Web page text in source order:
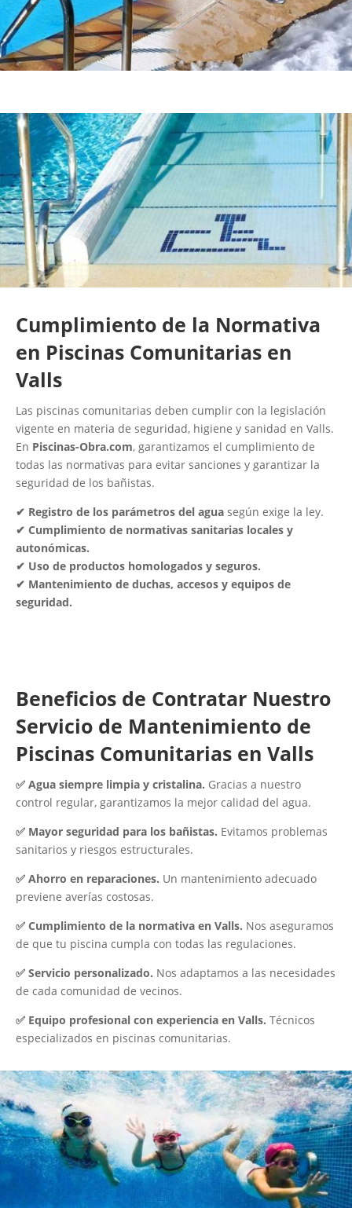
Cumplimiento de la Normativa
en Piscinas Comunitarias en
Valls
Las piscinas comunitarias deben cumplir con la legislación
vigente en materia de seguridad, higiene y sanidad en Valls.
En Piscinas-Obra.com, garantizamos el cumplimiento de
todas las normativas para evitar sanciones y garantizar la
seguridad de los bañistas.
✔ Registro de los parámetros del agua según exige la ley.
✔ Cumplimiento de normativas sanitarias locales y
autonómicas.
✔ Uso de productos homologados y seguros.
✔ Mantenimiento de duchas, accesos y equipos de
seguridad.
Beneficios de Contratar Nuestro
Servicio de Mantenimiento de
Piscinas Comunitarias en Valls
✅ Agua siempre limpia y cristalina. Gracias a nuestro
control regular, garantizamos la mejor calidad del agua.
✅ Mayor seguridad para los bañistas. Evitamos problemas
sanitarios y riesgos estructurales.
✅ Ahorro en reparaciones. Un mantenimiento adecuado
previene averías costosas.
✅ Cumplimiento de la normativa en Valls. Nos aseguramos
de que tu piscina cumpla con todas las regulaciones.
✅ Servicio personalizado. Nos adaptamos a las necesidades
de cada comunidad de vecinos.
✅ Equipo profesional con experiencia en Valls. Técnicos
especializados en piscinas comunitarias.